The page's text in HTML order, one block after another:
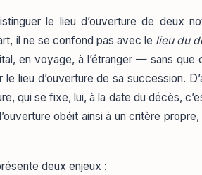
le lieu d’ouverture de deux
il ne se confond pas avec le lieu du
en voyage, à l’étranger — sans que
lieu d’ouverture de sa succession.
qui se fixe, lui, à la date du décès,
obéit ainsi à un critère propre,
deux enjeux :